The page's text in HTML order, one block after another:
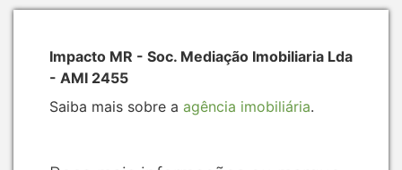
Impacto MR - Soc. Mediação Imobiliaria Lda
- AMI 2455
Saiba mais sobre a agência imobiliária.